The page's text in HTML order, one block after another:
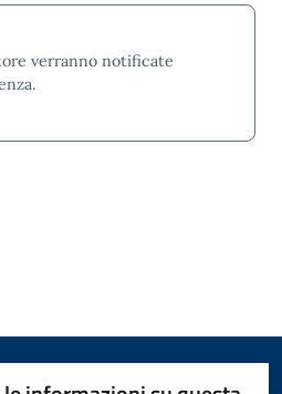
verranno notificate